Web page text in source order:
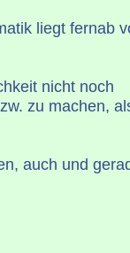
liegt fernab
nicht noch
zu machen,
auch und